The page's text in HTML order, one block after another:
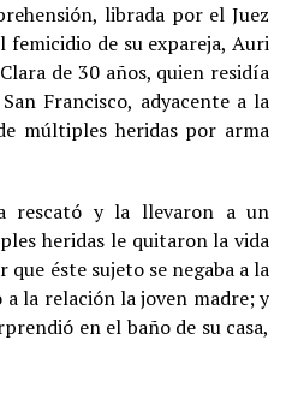
librada por el Juez
de su expareja, Auri
de 30 años, quien residía
Francisco, adyacente a la
múltiples heridas por arma
rescató y la llevaron a un
heridas le quitaron la vida
que éste sujeto se negaba a la
la relación la joven madre; y
en el baño de su casa,